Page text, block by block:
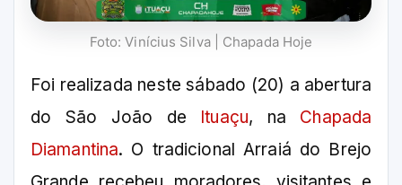
Foto: Vinícius Silva | Chapada Hoje
Foi realizada neste sábado (20) a abertura
do São João de Ituaçu, na Chapada
Diamantina. O tradicional Arraiá do Brejo